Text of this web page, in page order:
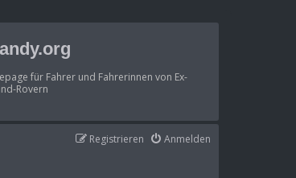
für Fahrer und Fahrerinnen von Ex-
Rovern
Anmelden
Registrieren